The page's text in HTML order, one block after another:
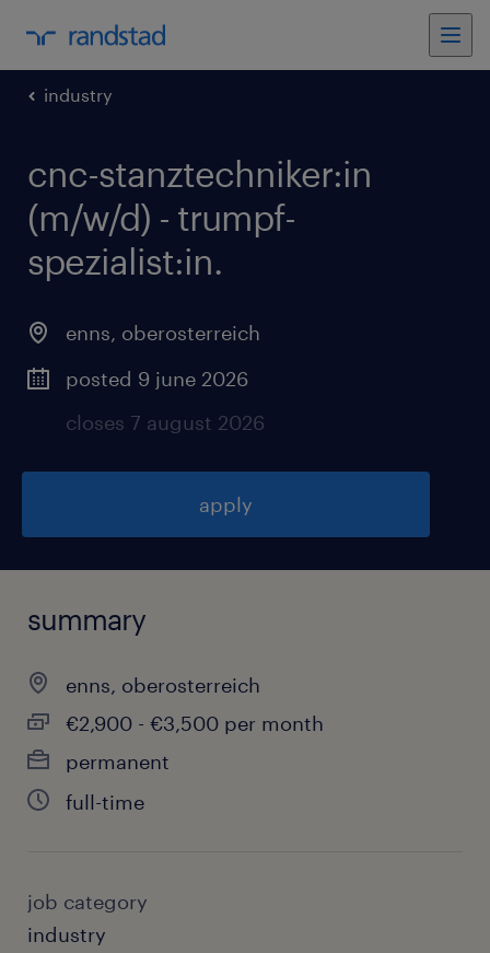
industry
cnc-stanztechniker:in
(m/w/d) - trumpf-
spezialist:in.
enns, oberosterreich
posted 9 june 2026
closes 7 august 2026
apply
summary
enns, oberosterreich
€2,900 - €3,500 per month
permanent
full-time
job category
industry